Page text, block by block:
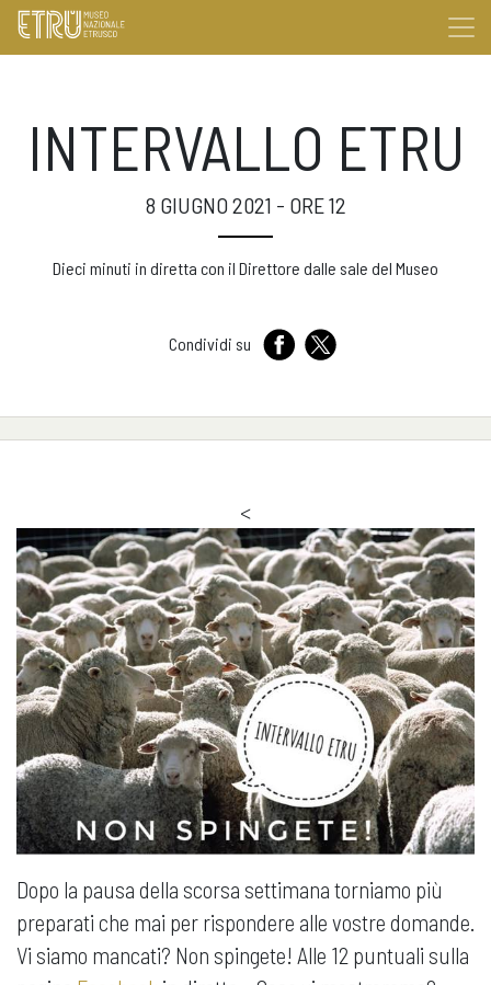
INTERVALLO ETRU
8 GIUGNO 2021 - ORE 12
Dieci minuti in diretta con il Direttore dalle sale del Museo
Condividi su
<
Dopo la pausa della scorsa settimana torniamo più
preparati che mai per rispondere alle vostre domande.
Vi siamo mancati? Non spingete! Alle 12 puntuali sulla